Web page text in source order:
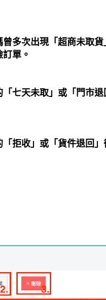
多次出現「超商未取
單。
七天未取」或「門市
拒收」或「貨件退回